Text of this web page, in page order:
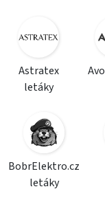
Astratex
letáky
BobrElektro.cz
letáky